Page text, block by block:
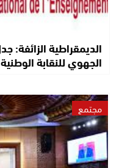
الديمقراطية
الجهوي للنقابة
مجتمع